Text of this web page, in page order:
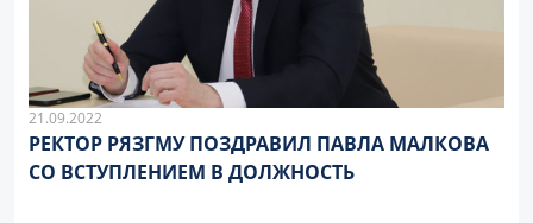
21.09.2022
РЕКТОР РЯЗГМУ ПОЗДРАВИЛ ПАВЛА МАЛКОВА
СО ВСТУПЛЕНИЕМ В ДОЛЖНОСТЬ